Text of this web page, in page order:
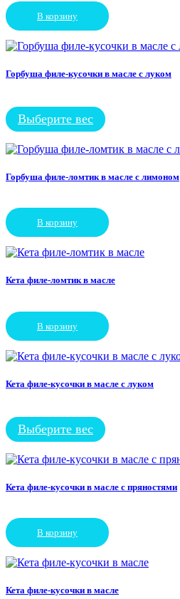
выбрать
на
странице
товара.
В корзину
Горбуша филе-кусочки в масле с луком
Выберите вес
Этот
имеет
вариаций.
выбрать
на
странице
товара.
Горбуша филе-ломтик в масле с лимоном
В корзину
Кета филе-ломтик в масле
В корзину
Кета филе-кусочки в масле с луком
Выберите вес
Этот
имеет
вариаций.
выбрать
на
странице
товара.
Кета филе-кусочки в масле с пряностями
В корзину
Кета филе-кусочки в масле